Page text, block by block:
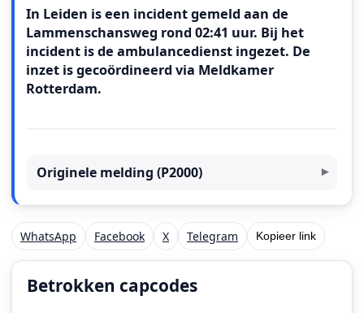
In Leiden is een incident gemeld aan de
Lammenschansweg rond 02:41 uur. Bij het
incident is de ambulancedienst ingezet. De
inzet is gecoördineerd via Meldkamer
Rotterdam.
Originele melding (P2000)
WhatsApp Facebook X Telegram Kopieer link
Betrokken capcodes